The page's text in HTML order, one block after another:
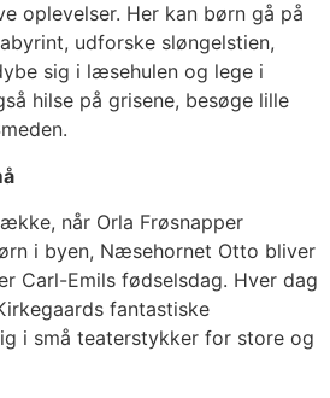
oplevelser. Her kan børn gå på
udforske sløngelstien,
sig i læsehulen og lege i
hilse på grisene, besøge lille
når Orla Frøsnapper
i byen, Næsehornet Otto bliver
Carl-Emils fødselsdag. Hver dag
fantastiske
i små teaterstykker for store og